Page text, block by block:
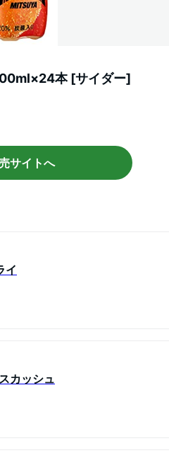
本 [サイダー]
サイトへ
イ
カッシュ